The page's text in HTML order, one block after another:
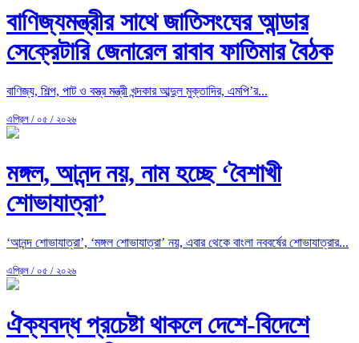
বাণিজ্যমন্ত্রীর সাথে জাতিসংঘের আন্ডার
সেক্রেটারি জেনারেল রাবাব ফাতিমার বৈঠক
বাণিজ্য, শিল্প, পাট ও বস্ত্র মন্ত্রী খন্দকার আব্দুল মুক্তাদির, এমপি’র...
এপ্রিল / ০৫ / ২০২৬
মঙ্গল, আনন্দ নয়, নাম হচ্ছে ‘বৈশাখী
শোভাযাত্রা’
‘আনন্দ শোভাযাত্রা’, ‘মঙ্গল শোভাযাত্রা’ নয়, এবার থেকে বাংলা নববর্ষের শোভাযাত্রার...
এপ্রিল / ০৫ / ২০২৬
ঐক্যবদ্ধ প্রচেষ্টা থাকলে দেশে-বিদেশে